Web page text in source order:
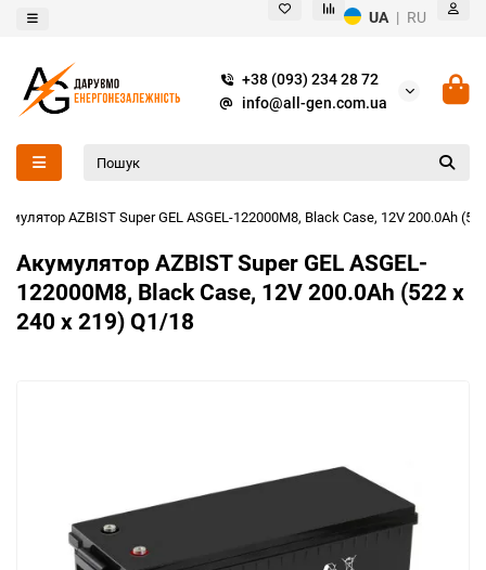
UA | RU
+38 (093) 234 28 72
info@all-gen.com.ua
AZBIST Super GEL ASGEL-122000M8, Black Case, 12V 200.0Ah
Акумулятор AZBIST Super GEL ASGEL-
122000M8, Black Case, 12V 200.0Ah (522 x
240 x 219) Q1/18